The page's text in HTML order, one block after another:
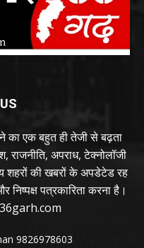
एक बहुत ही तेजी से बढ़ता
अपराध, टेक्नोलॉजी
शहरों की खबरों के अपडेटेड रह
पत्रकारिता करना है।
9826978603